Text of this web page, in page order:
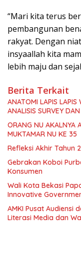
“Mari kita terus
pembangunan
rakyat. Dengan
insyaallah kita
lebih maju dan
Berita Terkait
ANATOMI LAPIS
ANALISIS SURVEY
ORANG NU AKALNYA
MUKTAMAR NU KE 35
Refleksi Akhir Tahun
Gebrakan Koboi
Konsumen
Wali Kota Bekasi
Innovative
AMKI Pusat Audiensi
Literasi Media dan